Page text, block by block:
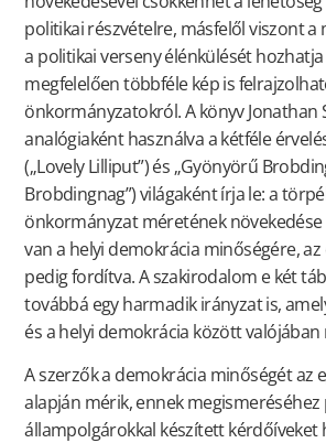
politikai részvételre, másfelől viszont a
a politikai verseny élénkülését
megfelelően többféle kép is
önkormányzatokról. A könyv Jonathan
analógiaként használva a kétféle
(„Lovely Lilliput”) és „Gyönyörű
Brobdingnag”) világaként írja le: a
önkormányzat méretének
van a helyi demokrácia minőségére,
pedig fordítva. A szakirodalom e két
továbbá egy harmadik irányzat is,
és a helyi demokrácia között valójában
A szerzők a demokrácia minőségét az
alapján mérik, ennek megismeréséhez
állampolgárokkal készített kérdőíveket